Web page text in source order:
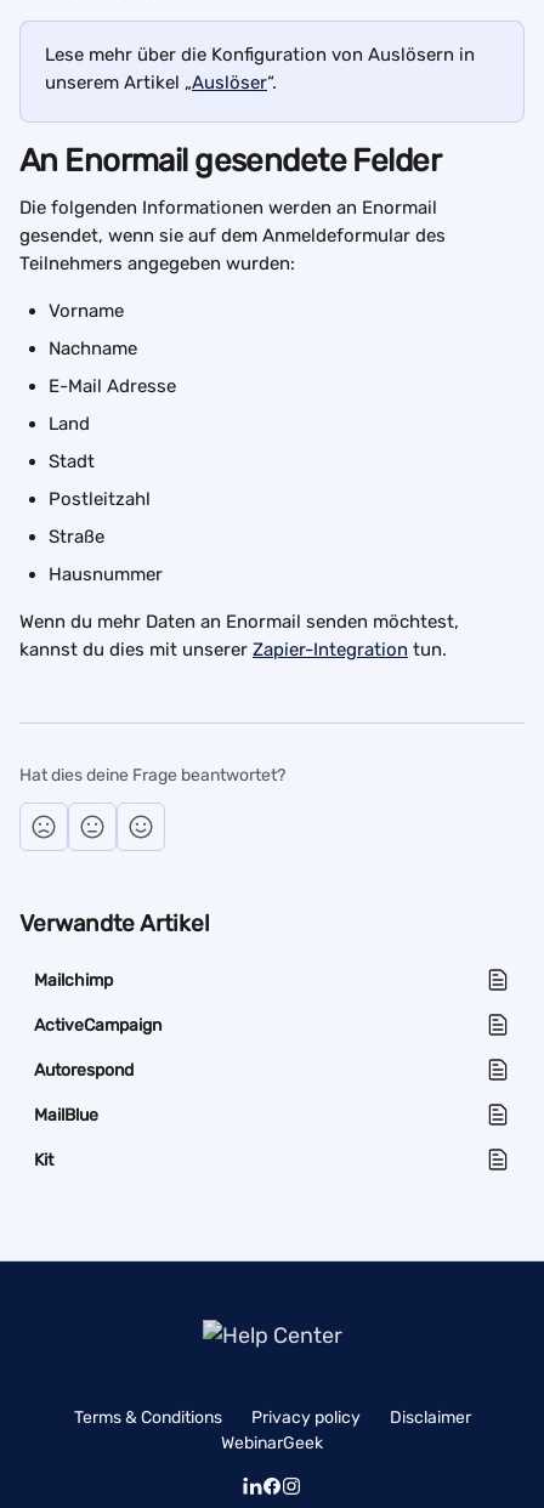
Lese mehr über die Konfiguration von Auslösern in
unserem Artikel „Auslöser“.
An Enormail gesendete Felder
Die folgenden Informationen werden an Enormail
gesendet, wenn sie auf dem Anmeldeformular des
Teilnehmers angegeben wurden:
Vorname
Nachname
E-Mail Adresse
Land
Stadt
Postleitzahl
Straße
Hausnummer
Wenn du mehr Daten an Enormail senden möchtest,
kannst du dies mit unserer Zapier-Integration tun.
Hat dies deine Frage beantwortet?
Verwandte Artikel
Mailchimp
ActiveCampaign
Autorespond
MailBlue
Kit
Terms & Conditions Privacy policy
Disclaimer
WebinarGeek